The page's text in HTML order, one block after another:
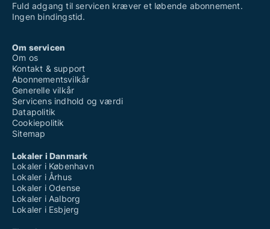
Fuld adgang til servicen kræver et løbende abonnement.
Ingen bindingstid.
Om servicen
Om os
Kontakt & support
Abonnementsvilkår
Generelle vilkår
Servicens indhold og værdi
Datapolitik
Cookiepolitik
Sitemap
Lokaler i Danmark
Lokaler i København
Lokaler i Århus
Lokaler i Odense
Lokaler i Aalborg
Lokaler i Esbjerg